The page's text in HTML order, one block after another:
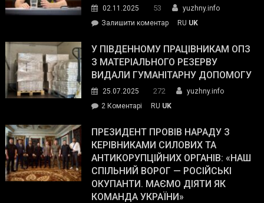
02.11.2025 53
yuzhny.info
Залишити коментарon
завойовує
симпатії
виборців
The
Street
Journal.
RU UK
У ПІВДЕННОМУ ПРАЦІВНИКАМ ОПЗ
З МАТЕРІАЛЬНОГО РЕЗЕРВУ
ВИДАЛИ ГУМАНІТАРНУ ДОПОМОГУ
25.07.2025 272
yuzhny.info
2 Коментарі
Південному
працівникам
ОПЗ
з
матеріального
резерву
RU UK
ПРЕЗИДЕНТ ПРОВІВ НАРАДУ З
КЕРІВНИКАМИ СИЛОВИХ ТА
АНТИКОРУПЦІЙНИХ ОРГАНІВ: «НАШ
СПІЛЬНИЙ ВОРОГ — РОСІЙСЬКІ
ОКУПАНТИ. МАЄМО ДІЯТИ ЯК
КОМАНДА УКРАЇНИ»